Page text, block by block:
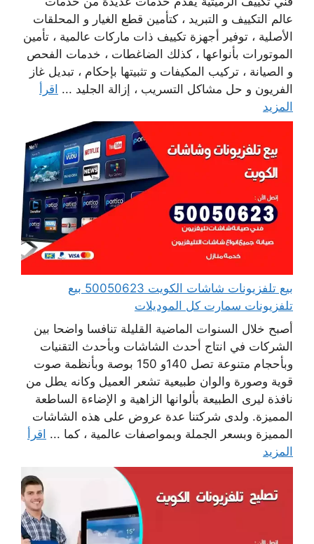
عالم التكييف و التبريد ، كتأمين قطع الغيار و المحلقات
الأصلية ، توفير أجهزة تكييف ذات ماركات عالمية ، تأمين
الموتورات بأنواعها ، كذلك الضاغطات ، خدمات الفحص
و الصيانة ، تركيب المكيفات و تثبيتها بإحكام ، تبديل غاز
الفريون و حل مشاكل التسريب ، إزالة الجليد ... اقرأ
المزيد
بيع تلفزيونات شاشات الكويت 50050623 بيع
تلفزيونات سمارت كل الموديلات
أصبح خلال السنوات الماضية القليلة تنافسا واضحا بين
الشركات في انتاج أحدث الشاشات وبأحدث التقنيات
وبأحجام متنوعة تصل 140و 150 بوصة وبأنظمة صوت
قوية وصورة والوان طبيعية تشعر العميل وكانه يطل من
نافذة ليرى الطبيعة بألوانها الزاهية و الإضاءة الساطعة
المميزة. ولدى شركتنا عدة عروض على هذه الشاشات
المميزة وبسعر الجملة وبمواصفات عالمية ، كما ... اقرأ
المزيد